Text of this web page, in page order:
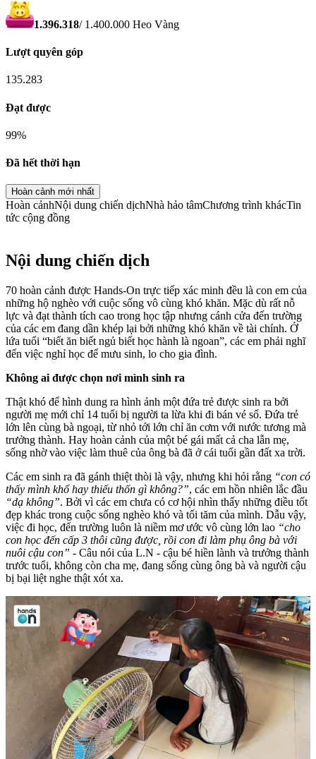
1.396.318/ 1.400.000 Heo Vàng
Lượt quyên góp
135.283
Đạt được
99%
Đã hết thời hạn
Hoàn cảnh mới nhất
Hoàn cảnhNội dung chiến dịchNhà hảo tâmChương trình khácTin
tức cộng đồng
Nội dung chiến dịch
70 hoàn cảnh được Hands-On trực tiếp xác minh đều là con em của
những hộ nghèo với cuộc sống vô cùng khó khăn. Mặc dù rất nỗ
lực và đạt thành tích cao trong học tập nhưng cánh cửa đến trường
của các em đang dần khép lại bởi những khó khăn về tài chính. Ở
lứa tuổi “biết ăn biết ngủ biết học hành là ngoan”, các em phải nghĩ
đến việc nghỉ học để mưu sinh, lo cho gia đình.
Không ai được chọn nơi mình sinh ra
Thật khó để hình dung ra hình ảnh một đứa trẻ được sinh ra bởi
người mẹ mới chỉ 14 tuổi bị người ta lừa khi đi bán vé số. Đứa trẻ
lớn lên cùng bà ngoại, từ nhỏ tới lớn chỉ ăn cơm với nước tương mà
trưởng thành. Hay hoàn cảnh của một bé gái mất cả cha lẫn mẹ,
sống nhờ vào việc làm thuê của ông bà đã ở cái tuổi gần đất xa trời.
Các em sinh ra đã gánh thiệt thòi là vậy, nhưng khi hỏi rằng “con có
thấy mình khổ hay thiếu thốn gì không?”, các em hồn nhiên lắc đầu
“dạ không”. Bởi vì các em chưa có cơ hội nhìn thấy những điều tốt
đẹp khác trong cuộc sống nghèo khó và tối tăm của mình. Dẫu vậy,
việc đi học, đến trường luôn là niềm mơ ước vô cùng lớn lao “cho
con học đến cấp 3 thôi cũng được, rồi con đi làm phụ ông bà với
nuôi cậu con” - Câu nói của L.N - cậu bé hiền lành và trưởng thành
trước tuổi, không còn cha mẹ, đang sống cùng ông bà và người cậu
bị bại liệt nghe thật xót xa.